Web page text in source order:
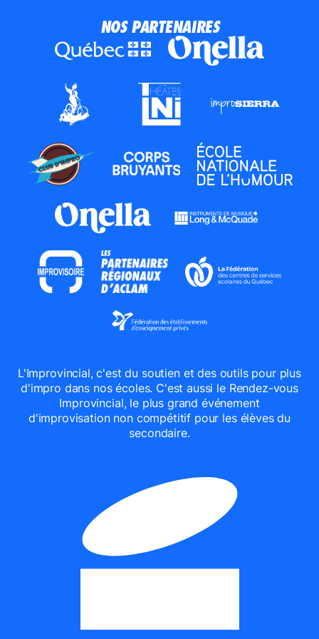
Faire un don
NOS PARTENAIRES
L'Improvincial, c'est du soutien et des outils pour plus
d'impro dans nos écoles. C'est aussi le Rendez-vous
Improvincial, le plus grand événement
d'improvisation non compétitif pour les élèves du
secondaire.